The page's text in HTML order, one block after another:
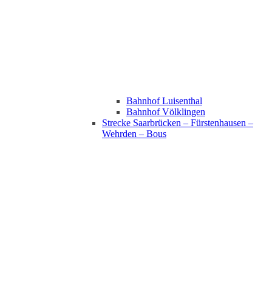
Bahnhof Luisenthal
Bahnhof Völklingen
Strecke Saarbrücken – Fürstenhausen –
Wehrden – Bous